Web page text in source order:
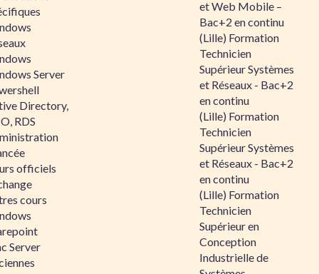
Server
Directory,
RDS
officiels
cours
Server
et Web Mobile –
Bac+2 en continu
(Lille) Formation
Technicien
Supérieur Systèmes
et Réseaux - Bac+2
en continu
(Lille) Formation
Technicien
Supérieur Systèmes
et Réseaux - Bac+2
en continu
(Lille) Formation
Technicien
Supérieur en
Conception
Industrielle de